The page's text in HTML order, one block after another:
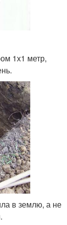
1х1 метр,
в землю, а не